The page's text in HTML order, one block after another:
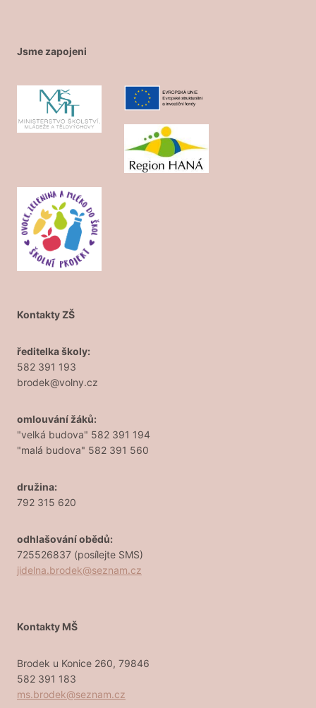
Jsme zapojeni
Kontakty ZŠ
ředitelka školy:
582 391 193
brodek@volny.cz
omlouvání žáků:
"velká budova" 582 391 194
"malá budova" 582 391 560
družina:
792 315 620
odhlašování obědů:
725526837 (posílejte SMS)
jidelna.brodek@seznam.cz
Kontakty MŠ
Brodek u Konice 260, 79846
582 391 183
ms.brodek@seznam.cz